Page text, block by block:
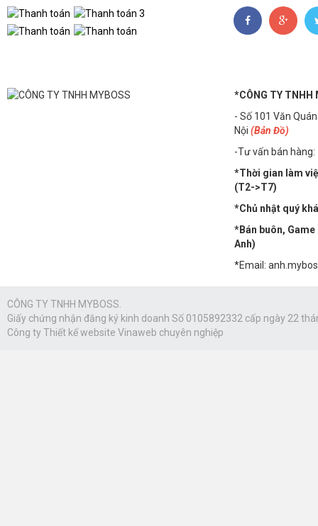
*CÔNG TY TNHH
- Số 101 Văn
Nội (Bản Đồ)
-Tư vấn bán hàng:
*Thời gian làm
(T2->T7)
*Chủ nhật quý
*Bán buôn, Game
Anh)
*Email:
CÔNG TY TNHH MYBOSS.
Giấy chứng nhận đăng ký kinh doanh Số 0105892332 cấp ngày 22
Công tyThiết kế website Vinaweb chuyên nghiệp